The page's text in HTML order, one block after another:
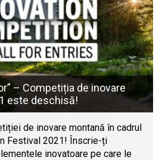
– Competiția de inovare
este deschisă!
de inovare montană în cadrul
Festival 2021! Înscrie-ți
inovatoare pe care le